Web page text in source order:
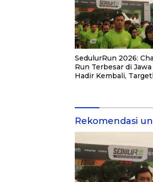
SedulurRun 2026:
Run Terbesar di
Hadir Kembali,
Rekomendasi